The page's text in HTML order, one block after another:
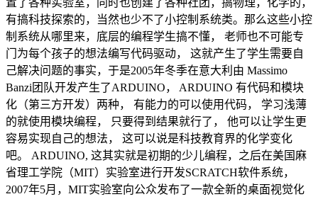
有搞科技探索的，当然也少不了小控制系统类。那么这些小控
制系统从哪里来，底层的编程学生搞不懂， 老师也不可能专
门为每个孩子的想法编写代码驱动， 这就产生了学生需要自
己解决问题的事实，于是2005年冬季在意大利由 Massimo
Banzi团队开发产生了ARDUINO， ARDUINO 有代码和模块
化（第三方开发）两种， 有能力的可以使用代码， 学习浅薄
的就使用模块编程， 只要得到结果就行了， 他可以让学生更
容易实现自己的想法， 这可以说是科技教育界的化学变化
吧。 ARDUINO, 这其实就是初期的少儿编程，之后在美国麻
省理工学院（MIT）实验室进行开发SCRATCH软件系统，
2007年5月，MIT实验室向公众发布了一款全新的桌面视觉化